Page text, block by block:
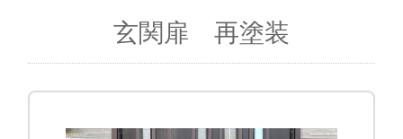
玄関扉 再塗装